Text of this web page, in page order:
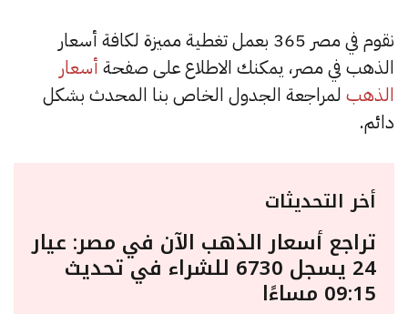
نقوم في مصر 365 بعمل تغطية مميزة لكافة أسعار
الذهب في مصر، يمكنك الاطلاع على صفحة أسعار
الذهب لمراجعة الجدول الخاص بنا المحدث بشكل
دائم.
أخر التحديثات
تراجع أسعار الذهب الآن في مصر: عيار
24 يسجل 6730 للشراء في تحديث
09:15 مساءًا